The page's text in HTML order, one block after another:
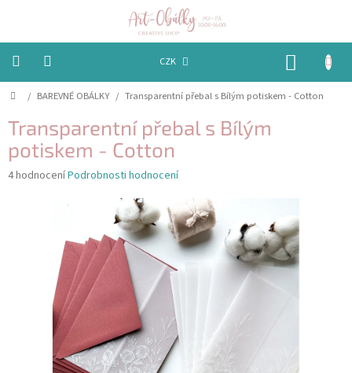
CZK
VÁNOCE
BAREVNÉ
OBÁLKY
PAPÍRY
EMBOSSING
MAŠLIČKY
PROVÁZKY
Domů
/ BAREVNÉ OBÁLKY / Transparentní přebal s Bílým potiskem - Cotton
Transparentní přebal s Bílým
potiskem - Cotton
Průměrné
hvězdiček.
4 hodnoceníPodrobnosti hodnocení